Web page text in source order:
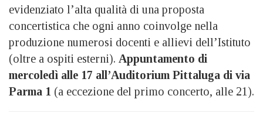
evidenziato l’alta qualità di una proposta
concertistica che ogni anno coinvolge nella
produzione numerosi docenti e allievi dell’Istituto
(oltre a ospiti esterni). Appuntamento di
mercoledì alle 17 all’Auditorium Pittaluga di via
Parma 1 (a eccezione del primo concerto, alle 21).